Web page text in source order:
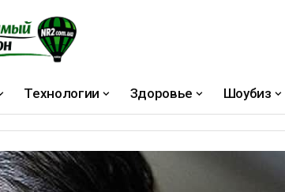
Технологии Здоровье Шоубиз